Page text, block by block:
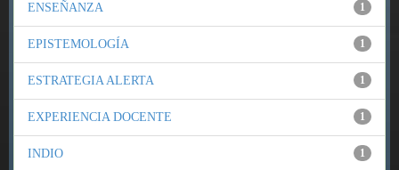
1
ENSEÑANZA
1
EPISTEMOLOGÍA
1
ESTRATEGIA ALERTA
1
EXPERIENCIA DOCENTE
1
INDIO